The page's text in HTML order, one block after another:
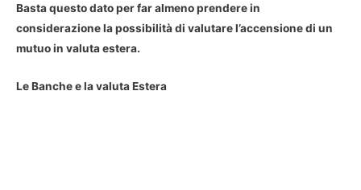
Basta questo dato per far almeno prendere in
considerazione la possibilità di valutare l’accensione di un
mutuo in valuta estera.
Le Banche e la valuta Estera